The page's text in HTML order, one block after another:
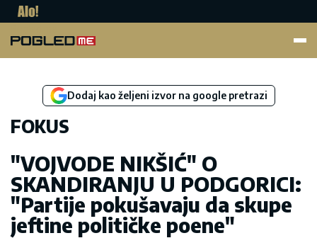
Dodaj kao željeni izvor na google pretrazi
FOKUS
"VOJVODE NIKŠIĆ" O
SKANDIRANJU U PODGORICI:
"Partije pokušavaju da skupe
jeftine političke poene"